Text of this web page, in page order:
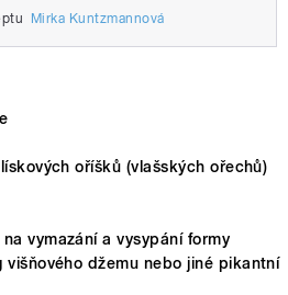
Mirka Kuntzmannová
oříšků (vlašských ořechů)
vymazání a vysypání formy
višňového džemu nebo jiné pikantní